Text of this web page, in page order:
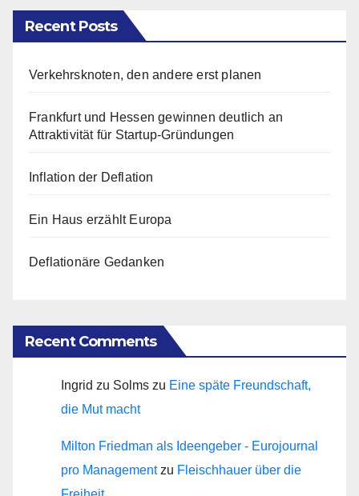
Recent Posts
Verkehrsknoten, den andere erst planen
Frankfurt und Hessen gewinnen deutlich an
Attraktivität für Startup-Gründungen
Inflation der Deflation
Ein Haus erzählt Europa
Deflationäre Gedanken
Recent Comments
Ingrid zu Solms zu Eine späte Freundschaft,
die Mut macht
Milton Friedman als Ideengeber - Eurojournal
pro Managementzu Fleischhauer über die